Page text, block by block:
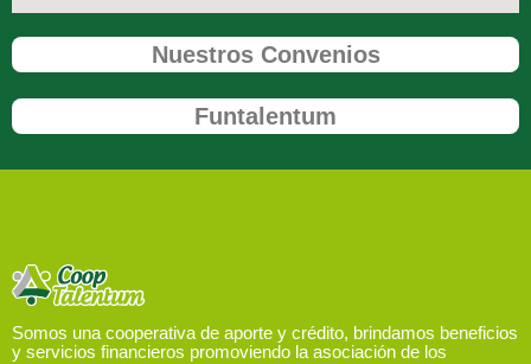
Nuestros Convenios
Funtalentum
Somos una cooperativa de aporte y crédito, brindamos beneficios
y servicios financieros promoviendo la asociación de los